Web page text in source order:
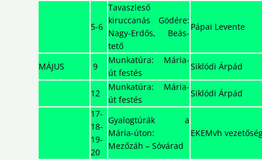
5-6
Tavaszleső
kiruccanás Gödére:
Nagy-Erdős, Beás-
tető
Pápai Levente
MÁJUS 9
Munkatúra: Mária-
út festés
Siklódi Árpád
12
Munkatúra: Mária-
út festés
Siklódi Árpád
17-
18-
19-
20
Gyalogtúrák a
Mária-úton:
Mezőzáh – Sóvárad
EKEMvh